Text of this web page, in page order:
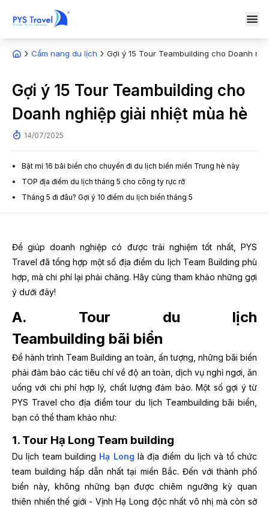
Cẩm nang du lịch Gợi ý 15 Tour Teambuilding cho Doanh
Gợi ý 15 Tour Teambuilding cho
Doanh nghiệp giải nhiệt mùa hè
14/07/2025
Bật mí 16 bãi biển cho chuyến đi du lịch biển miền Trung hè này
TOP địa điểm du lịch tháng 5 cho công ty rực rỡ
Tháng 5 đi đâu? Gợi ý 10 điểm du lịch biển tháng 5
Để giúp doanh nghiệp có được trải nghiệm tốt nhất, PYS
Travel đã tổng hợp một số địa điểm du lịch Team Building phù
hợp, mà chi phí lại phải chăng. Hãy cùng tham khảo những gợi
ý dưới đây!
A. Tour du lịch
Teambuilding bãi biển
Để hành trình Team Building an toàn, ấn tượng, những bãi biển
phải đảm bảo các tiêu chí về độ an toàn, dịch vụ nghỉ ngơi, ăn
uống với chi phí hợp lý, chất lượng đảm bảo. Một số gợi ý từ
PYS Travel cho địa điểm tour du lịch Teambuilding bãi biển,
bạn có thể tham khảo như:
1. Tour Hạ Long Team building
Du lịch team building Hạ Long là địa điểm du lịch và tổ chức
team building hấp dẫn nhất tại miền Bắc. Đến với thành phố
biển này, không những bạn được chiêm ngưỡng kỳ quan
thiên nhiến thế giới - Vịnh Hạ Long độc nhất vô nhị mà còn sở